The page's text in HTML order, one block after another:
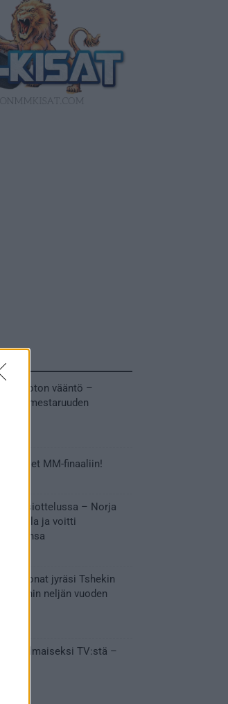
armoton vääntö –
MM-finaaliin!
pronssiottelussa – Norja
ja voitti
mitalinsa
– Leijonat jyräsi Tshekin
neljän vuoden
ilmaiseksi TV:stä –